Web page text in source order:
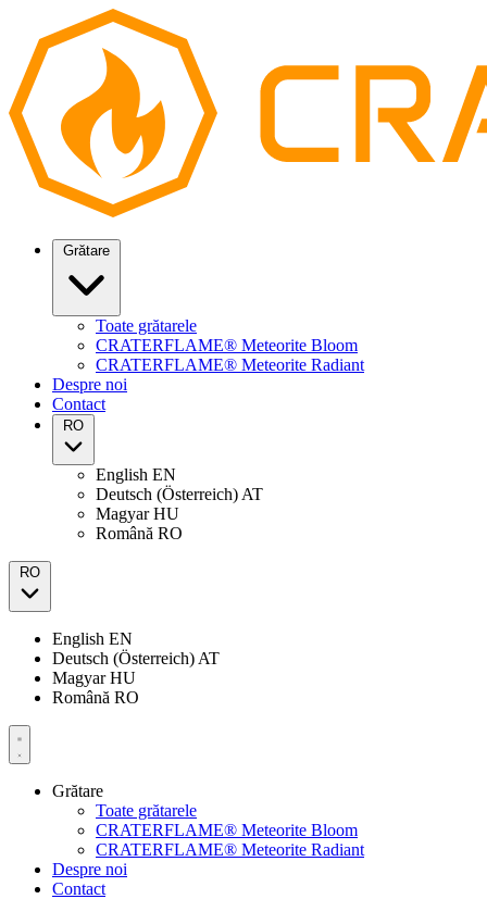
Toate grătarele
CRATERFLAME® Meteorite Bloom
CRATERFLAME® Meteorite Radiant
Despre noi
Contact
RO
English EN
Deutsch (Österreich) AT
Magyar HU
Română RO
RO
English EN
Deutsch (Österreich) AT
Magyar HU
Română RO
Grătare
Toate grătarele
CRATERFLAME® Meteorite Bloom
CRATERFLAME® Meteorite Radiant
Despre noi
Contact